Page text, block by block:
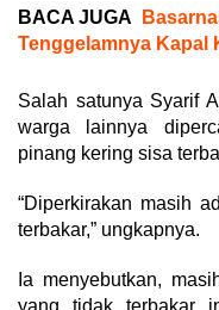
BACA JUGA
Tenggelamnya Kapal
Salah satunya Syarif
warga lainnya
pinang kering sisa
“Diperkirakan masih
terbakar,” ungkapnya.
Ia menyebutkan,
yang tidak terbakar